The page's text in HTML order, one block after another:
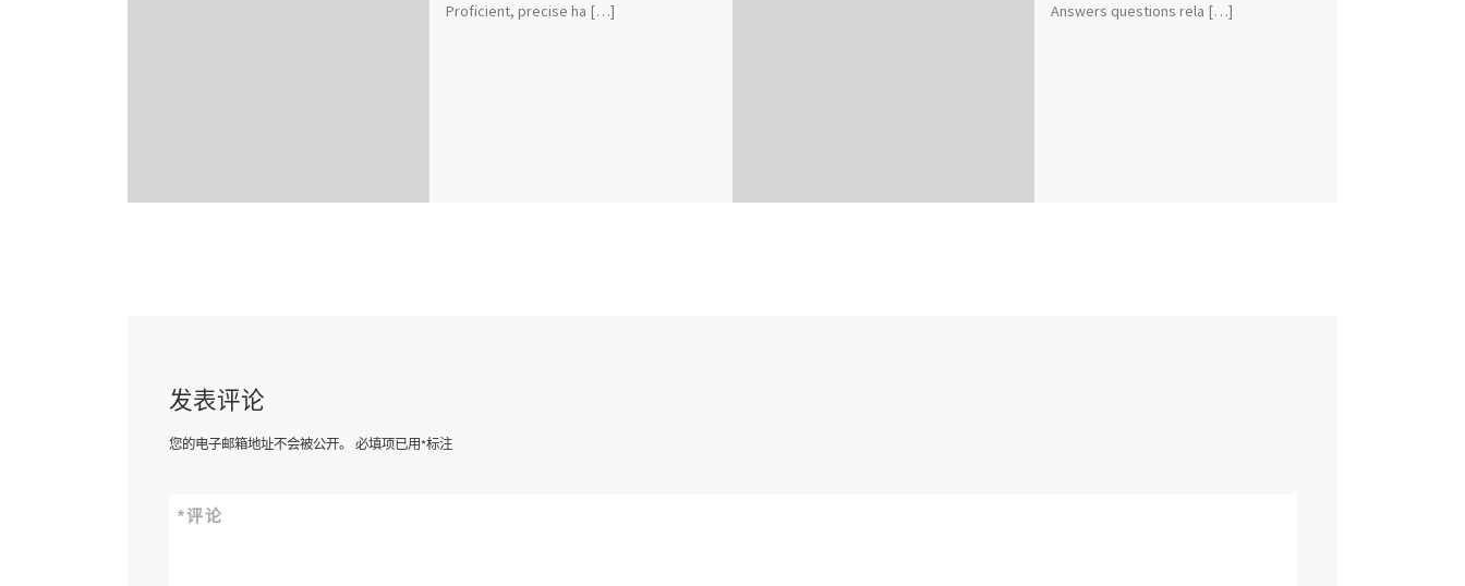
Proficient, precise ha […] Answers questions rela […]
发表评论
您的电子邮箱地址不会被公开。 必填项已用*标注
评论
*